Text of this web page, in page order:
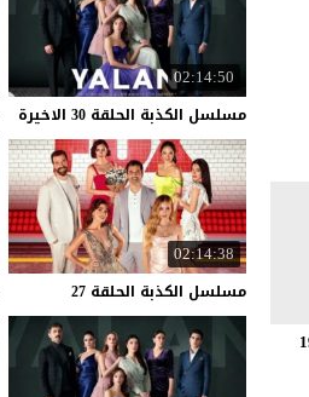
02:14:50
مسلسل الكذبة الحلقة 30 الاخيرة
02:14:38
مسلسل الكذبة الحلقة 27